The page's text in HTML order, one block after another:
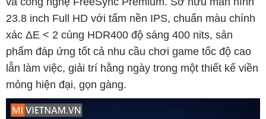
23.8 inch Full HD với tấm nền IPS, chuẩn màu chính
xác ΔE < 2 cùng HDR400 độ sáng 400 nits, sản
phẩm đáp ứng tốt cả nhu cầu chơi game tốc độ cao
lẫn làm việc, giải trí hằng ngày trong một thiết kế viền
mỏng hiện đại, gọn gàng.